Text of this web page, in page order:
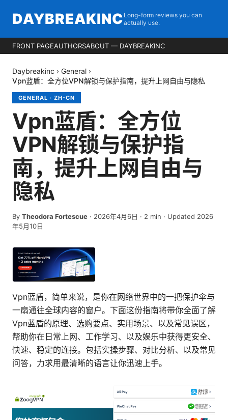
DAYBREAKINC Long-form reviews you can
actually use.
FRONT PAGEAUTHORSABOUT — DAYBREAKINC
Daybreakinc › General ›
Vpn蓝盾：全方位VPN解锁与保护指南，提升上网自由与隐私
GENERAL · ZH-CN
Vpn蓝盾：全方位
VPN解锁与保护指
南，提升上网自由与
隐私
By Theodora Fortescue · 2026年4月6日 · 2 min · Updated 2026
年5月10日
Vpn蓝盾，简单来说，是你在网络世界中的一把保护伞与
一扇通往全球内容的窗户。下面这份指南将带你全面了解
Vpn蓝盾的原理、选购要点、实用场景、以及常见误区，
帮助你在日常上网、工作学习、以及娱乐中获得更安全、
快速、稳定的连接。包括实操步骤、对比分析、以及常见
问答，力求用最清晰的语言让你迅速上手。